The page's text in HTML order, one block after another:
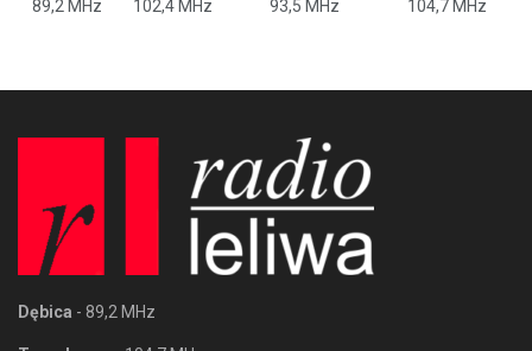
89,2 MHz
102,4 MHz 93,5 MHz 104,7 MHz
Dębica - 89,2 MHz